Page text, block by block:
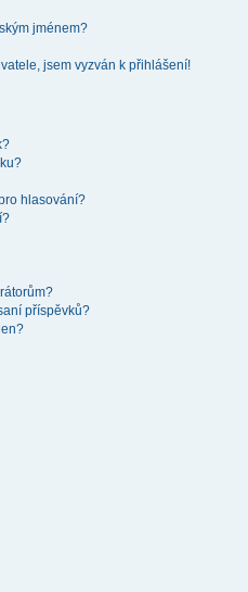
jménem?
jsem vyzván k přihlášení!
hlasování?
příspěvků?